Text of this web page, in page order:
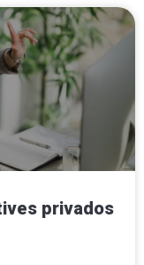
privados